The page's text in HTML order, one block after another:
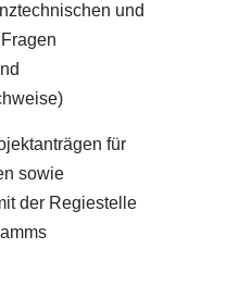
und
für
sowie
der Regiestelle